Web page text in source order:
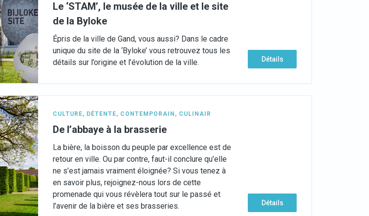
Le ‘STAM’, le musée de la ville et le site
de la Byloke
Épris de la ville de Gand, vous aussi? Dans le cadre
unique du site de la ‘Byloke’ vous retrouvez tous les
détails sur l’origine et l’évolution de la ville.
Détails
CULTURE, DÉTENTE, CONTEMPORAIN , CULINAIR
De l’abbaye à la brasserie
La bière, la boisson du peuple par excellence est de
retour en ville. Ou par contre, faut-il conclure qu’elle
ne s’est jamais vraiment éloignée? Si vous tenez à
en savoir plus, rejoignez-nous lors de cette
promenade qui vous révèlera tout sur le passé et
l’avenir de la bière et ses brasseries.
Détails